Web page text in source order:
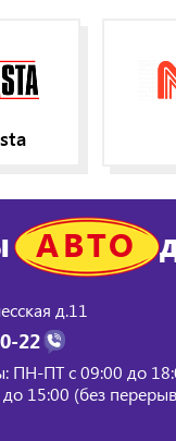
АВТО
д.11
22
ПН-ПТ с 09:00 до
15:00 (без